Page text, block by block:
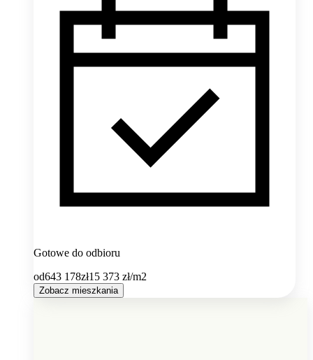
Gotowe do odbioru
od643 178zł15 373 zł/m2
Zobacz mieszkania